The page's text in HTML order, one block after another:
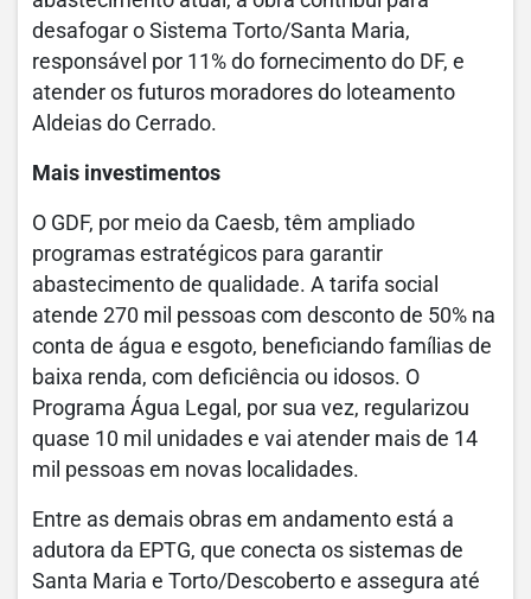
desafogar o Sistema Torto/Santa Maria,
responsável por 11% do fornecimento do DF, e
atender os futuros moradores do loteamento
Aldeias do Cerrado.
Mais investimentos
O GDF, por meio da Caesb, têm ampliado
programas estratégicos para garantir
abastecimento de qualidade. A tarifa social
atende 270 mil pessoas com desconto de 50% na
conta de água e esgoto, beneficiando famílias de
baixa renda, com deficiência ou idosos. O
Programa Água Legal, por sua vez, regularizou
quase 10 mil unidades e vai atender mais de 14
mil pessoas em novas localidades.
Entre as demais obras em andamento está a
adutora da EPTG, que conecta os sistemas de
Santa Maria e Torto/Descoberto e assegura até